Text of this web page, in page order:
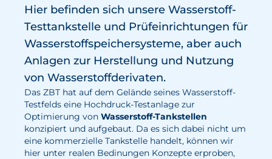
Gute Wissenschaftliche Praxis
Gremien
Unser Netzwerk
Forschung
Brennstoffzellen
Wasserstoff
Hier befinden sich unsere Wasserstoff-
Testtankstelle und Prüfeinrichtungen für
Wasserstoffspeichersysteme, aber auch
Anlagen zur Herstellung und Nutzung
von Wasserstoffderivaten.
Das ZBT hat auf dem Gelände seines Wasserstoff-
Testfelds eine Hochdruck-Testanlage zur
Optimierung von Wasserstoff-Tankstellen
konzipiert und aufgebaut. Da es sich dabei nicht um
eine kommerzielle Tankstelle handelt, können wir
hier unter realen Bedinungen Konzepte erproben,